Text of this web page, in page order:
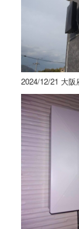
2024/12/21 大阪